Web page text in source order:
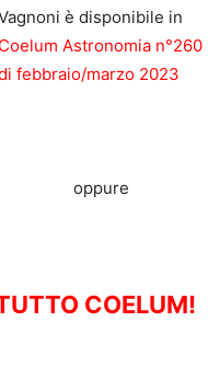
è disponibile in
Coelum Astronomia n°260
febbraio/marzo 2023
oppure
COELUM!